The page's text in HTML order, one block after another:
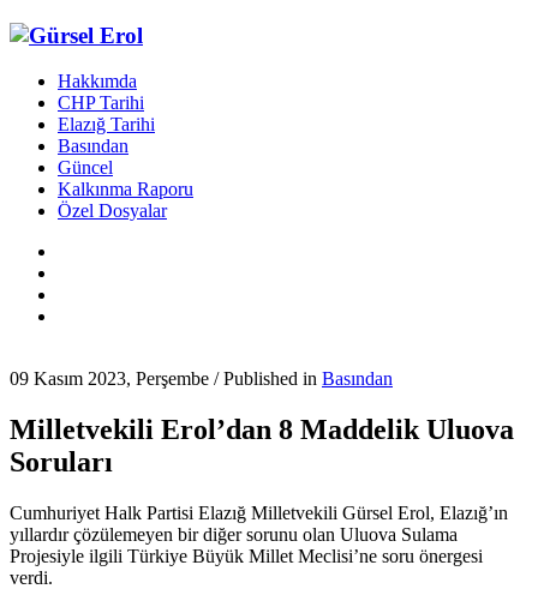
Hakkımda
CHP Tarihi
Elazığ Tarihi
Basından
Güncel
Kalkınma Raporu
Özel Dosyalar
09 Kasım 2023, Perşembe /Published in Basından
Milletvekili Erol’dan 8 Maddelik Uluova
Soruları
Cumhuriyet Halk Partisi Elazığ Milletvekili Gürsel Erol, Elazığ’ın
yıllardır çözülemeyen bir diğer sorunu olan Uluova Sulama
Projesiyle ilgili Türkiye Büyük Millet Meclisi’ne soru önergesi
verdi.